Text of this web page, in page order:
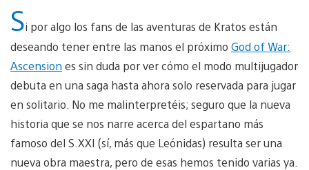
Si por algo los fans de las aventuras de Kratos están
deseando tener entre las manos el próximo God of War:
Ascension es sin duda por ver cómo el modo multijugador
debuta en una saga hasta ahora solo reservada para jugar
en solitario. No me malinterpretéis; seguro que la nueva
historia que se nos narre acerca del espartano más
famoso del S.XXI (sí, más que Leónidas) resulta ser una
nueva obra maestra, pero de esas hemos tenido varias ya.